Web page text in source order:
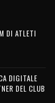
DI ATLETI
DIGITALE
DEL CLUB